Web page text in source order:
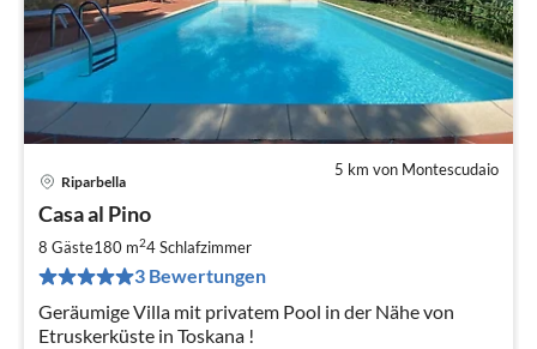
5 km von Montescudaio
Riparbella
Casa al Pino
8 Gäste180 m24Schlafzimmer
3 Bewertungen
Geräumige Villa mit privatem Pool in der Nähe von
Etruskerküste in Toskana !